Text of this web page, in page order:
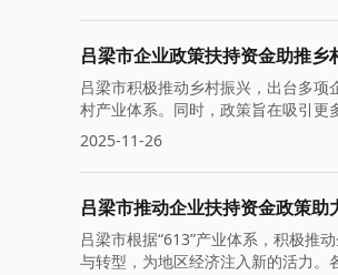
吕梁市企业政策扶持资金助推乡
吕梁市积极推动乡村振兴，出台多
村产业体系。同时，政策旨在吸引更
2025-11-26
吕梁市推动企业扶持资金政策助
吕梁市根据“613”产业体系，积极推
与转型，为地区经济注入新的活力。